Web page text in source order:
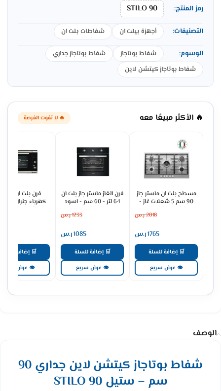
رمز المنتج: STILO 90
التصنيفات: أجهزة بيلت ان شفاطات بلت ان
الوسوم: شفاط بوتاجاز
شفاط بوتاجاز جداري
شفاط بوتاجاز كيتشن لاين
🔥 الأكثر مبيعًا معه 🔥 لا تفوت الفرصة
مسطح بلت ان ماستر جاز
90 سم 5 شعلات غاز -
ستيل H95GLFX
2018ر.س
1765ر.س
🛒 إضافة للسلة
👁 عرض سريع
فرن الغاز ماستر جاز بلت ان
64 لتر - 60 سم - اسود
MGBGF-HIB
1233ر.س
1085ر.س
🛒 إضافة للسلة
👁 عرض سريع
كهرباء جنرال
93 لتر ديجيتال -
🛒 إضافة للسلة
👁 عرض سريع
الوصف
شفاط بوتاجاز كيتشن لاين جداري 90
سم – ستيل STILO 90